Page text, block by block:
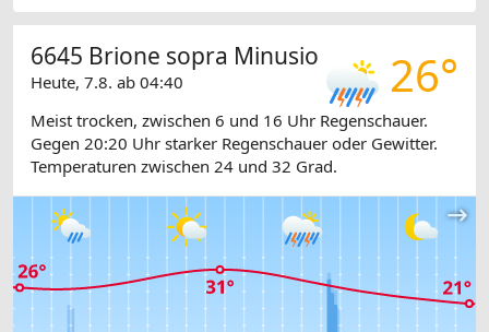
26°
6645 Brione sopra Minusio
Heute, 7.8. ab 04:40
Meist trocken, zwischen 6 und 16 Uhr Regenschauer.
Gegen 20:20 Uhr starker Regenschauer oder Gewitter.
Temperaturen zwischen 24 und 32 Grad.